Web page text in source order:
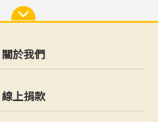
關於我們
線上捐款